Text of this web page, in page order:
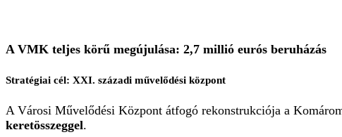
A VMK teljes körű megújulása: 2,7 millió eurós beruházás
Stratégiai cél: XXI. századi művelődési központ
A Városi Művelődési Központ átfogó rekonstrukciója a
keretösszeggel.